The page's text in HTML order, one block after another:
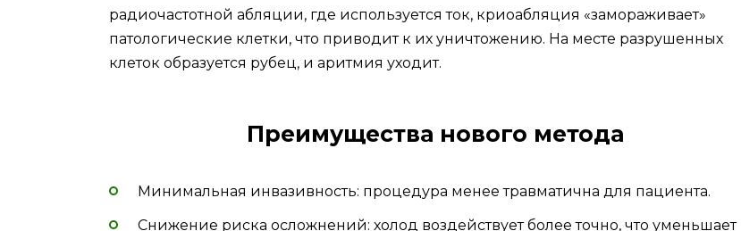
радиочастотной абляции, где используется ток, криоабляция «замораживает»
патологические клетки, что приводит к их уничтожению. На месте разрушенных
клеток образуется рубец, и аритмия уходит.
Преимущества нового метода
Минимальная инвазивность: процедура менее травматична для пациента.
Снижение риска осложнений: холод воздействует более точно, что уменьшает